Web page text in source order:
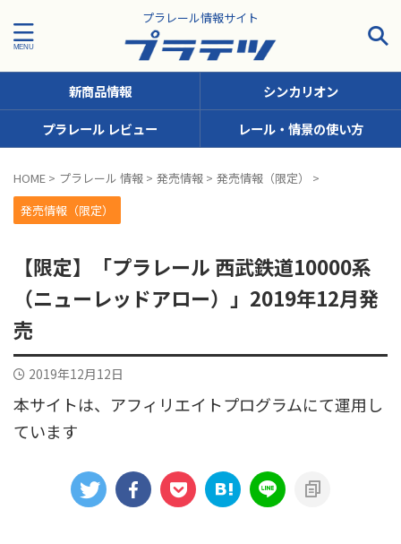
プラレール情報サイト
タグで探す！
JR九州
JR北海道
MODEROID OTシリーズ（おしゃべりトーマス）
Sシリーズ（ナンバリングシリーズ）
きかんしゃトーマス
アニメシンカリオンあらすじ
カプセルプラレール（きかんしゃトーマス）
カプセルプラレール（鉄道会社）
新商品情報
シンカリオン
プラレール レビュー
レール・情景の使い方
HOME > プラレール 情報 > 発売情報 > 発売情報（限定）
>
発売情報（限定）
【限定】「プラレール 西武鉄道10000系
（ニューレッドアロー）」2019年12月発
売
2019年12月12日
本サイトは、アフィリエイトプログラムにて運用し
ています